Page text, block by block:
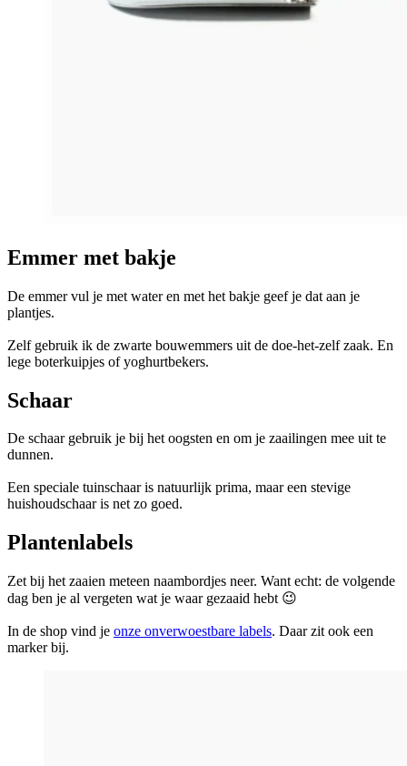
Emmer met bakje
De emmer vul je met water en met het bakje geef je dat aan je
plantjes.
Zelf gebruik ik de zwarte bouwemmers uit de doe-het-zelf zaak. En
lege boterkuipjes of yoghurtbekers.
Schaar
De schaar gebruik je bij het oogsten en om je zaailingen mee uit te
dunnen.
Een speciale tuinschaar is natuurlijk prima, maar een stevige
huishoudschaar is net zo goed.
Plantenlabels
Zet bij het zaaien meteen naambordjes neer. Want echt: de volgende
dag ben je al vergeten wat je waar gezaaid hebt 😉
In de shop vind je onze onverwoestbare labels. Daar zit ook een
marker bij.